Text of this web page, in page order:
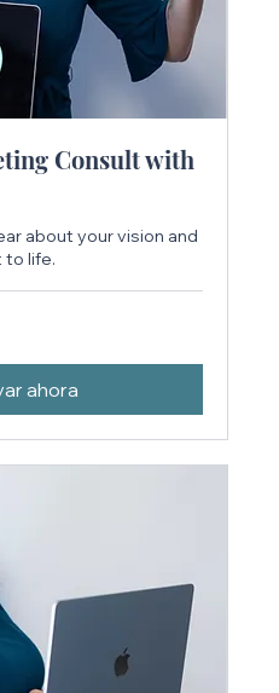
Consult with
about your vision and
to life.
ahora